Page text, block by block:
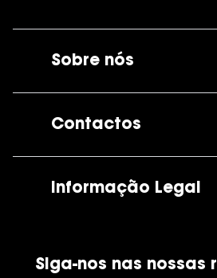
Sobre nós
Contactos
Informação Legal
Política de Cookies
Siga-nos nas nossas